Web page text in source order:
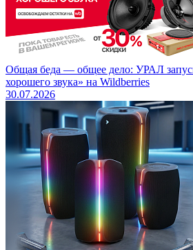
Общая беда — общее дело: УРАЛ
хорошего звука» на Wildberries
30.07.2026